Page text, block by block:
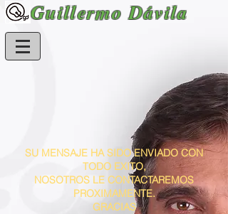
Guillermo Dávila
SU MENSAJE HA SIDO ENVIADO CON
TODO EXITO,
NOSOTROS LE CONTACTAREMOS
PROXIMAMENTE.
GRACIAS